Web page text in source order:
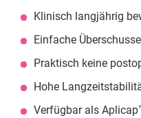
Klinisch langjährig
Einfache
Praktisch keine
Hohe
Verfügbar als